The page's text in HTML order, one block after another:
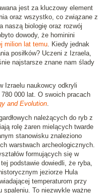
jest za kluczowy element
oraz wszystko, co związane z
naszą biologię oraz rozwój
dowody, że hominini
milion lat temu. Kiedy jednak
posiłków? Uczeni z Izraela,
najstarsze znane nam ślady
Izraelu naukowcy odkryli
000 lat. O swoich pracach
and Evolution.
należących do ryb z
rolę żaren mielących twarde
stanowisku znaleziono
warstwach archeologicznych.
formujących się w
podstawie dowiedli, że ryba,
jeziorze Hula
temperaturom przy
spaleniu. To niezwykle ważne